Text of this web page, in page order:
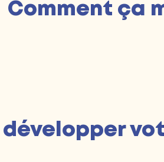
Comment ça
développer